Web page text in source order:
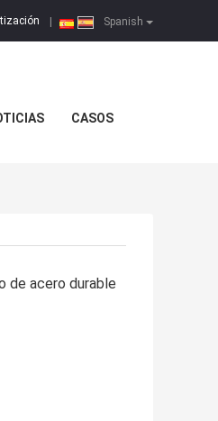
Spanish
CASOS
de acero durable